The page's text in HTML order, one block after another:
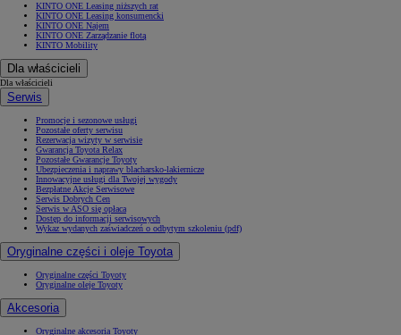
KINTO ONE Leasing niższych rat
KINTO ONE Leasing konsumencki
KINTO ONE Najem
KINTO ONE Zarządzanie flotą
KINTO Mobility
Dla właścicieli
Dla właścicieli
Serwis
Promocje i sezonowe usługi
Pozostałe oferty serwisu
Rezerwacja wizyty w serwisie
Gwarancja Toyota Relax
Pozostałe Gwarancje Toyoty
Ubezpieczenia i naprawy blacharsko-lakiernicze
Innowacyjne usługi dla Twojej wygody
Bezpłatne Akcje Serwisowe
Serwis Dobrych Cen
Serwis w ASO się opłaca
Dostęp do informacji serwisowych
Wykaz wydanych zaświadczeń o odbytym szkoleniu (pdf)
Oryginalne części i oleje Toyota
Oryginalne części Toyoty
Oryginalne oleje Toyoty
Akcesoria
Oryginalne akcesoria Toyoty